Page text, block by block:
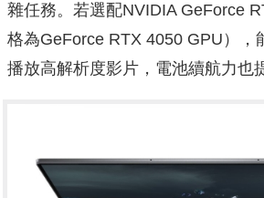
雜任務。若選配NVIDIA GeForce
格為GeForce RTX 4050 GPU），
播放高解析度影片，電池續航力也